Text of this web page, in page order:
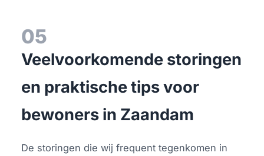
05
Veelvoorkomende storingen
en praktische tips voor
bewoners in Zaandam
De storingen die wij frequent tegenkomen in